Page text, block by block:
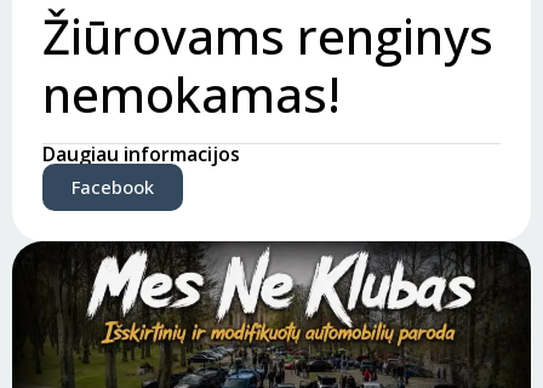
Žiūrovams renginys
nemokamas!
Daugiau informacijos
Facebook